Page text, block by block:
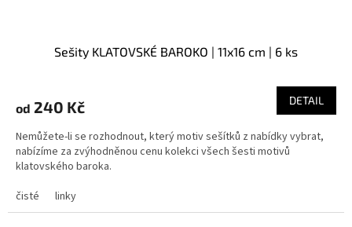
Sešity KLATOVSKÉ BAROKO | 11x16 cm | 6 ks
od 240 Kč DETAIL
Nemůžete-li se rozhodnout, který motiv sešítků z nabídky vybrat,
nabízíme za zvýhodněnou cenu kolekci všech šesti motivů
klatovského baroka.
čisté
linky